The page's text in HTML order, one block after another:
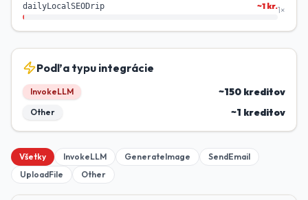
dailyLocalSEODrip ~1 kr.1×
Podľa typu integrácie
InvokeLLM ~150 kreditov
Other ~1 kreditov
Všetky InvokeLLM GenerateImage
SendEmail
UploadFile
Other